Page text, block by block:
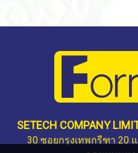
SETECH COMPANY
30 ซอยกรุงเทพกรีฑา 20